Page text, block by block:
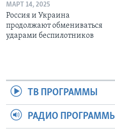
МАРТ 14, 2025
Россия и Украина
продолжают обмениваться
ударами беспилотников
ТВ ПРОГРАММЫ
РАДИО ПРОГРАММЫ